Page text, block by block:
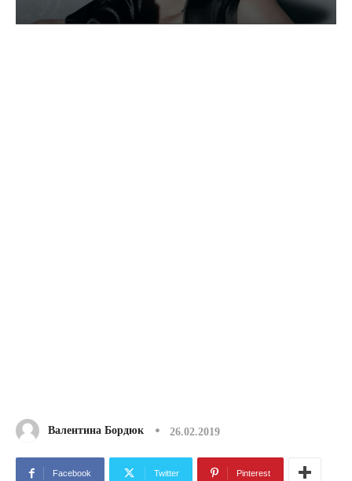
Валентина Бордюк 26.02.2019
Facebook Twitter Pinterest